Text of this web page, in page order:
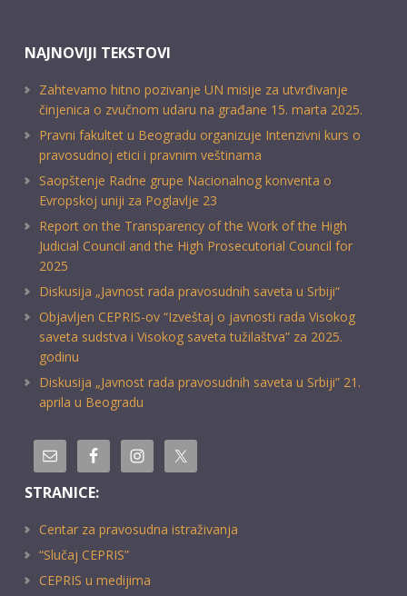
NAJNOVIJI TEKSTOVI
Zahtevamo hitno pozivanje UN misije za utvrđivanje
činjenica o zvučnom udaru na građane 15. marta 2025.
Pravni fakultet u Beogradu organizuje Intenzivni kurs o
pravosudnoj etici i pravnim veštinama
Saopštenje Radne grupe Nacionalnog konventa o
Evropskoj uniji za Poglavlje 23
Report on the Transparency of the Work of the High
Judicial Council and the High Prosecutorial Council for
2025
Diskusija „Javnost rada pravosudnih saveta u Srbiji“
Objavljen CEPRIS-ov “Izveštaj o javnosti rada Visokog
saveta sudstva i Visokog saveta tužilaštva” za 2025.
godinu
Diskusija „Javnost rada pravosudnih saveta u Srbiji” 21.
aprila u Beogradu
STRANICE:
Centar za pravosudna istraživanja
“Slučaj CEPRIS”
CEPRIS u medijima